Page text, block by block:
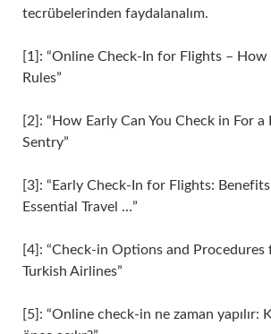
tecrübelerinden faydalanalım.
[1]: “Online Check-In for Flights –
Rules”
[2]: “How Early Can You Check in For a
Sentry”
[3]: “Early Check-In for Flights:
Essential Travel …”
[4]: “Check-in Options and Procedures
Turkish Airlines”
[5]: “Online check-in ne zaman yapılır: